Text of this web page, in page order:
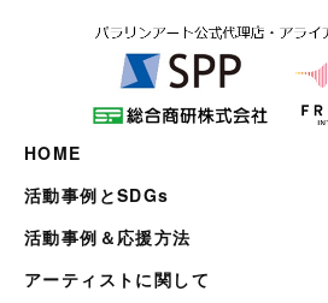
HOME
活動事例とSDGs
活動事例＆応援方法
アーティストに関して